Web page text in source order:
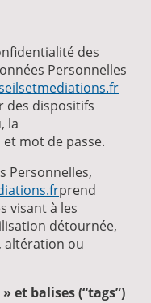
des
Personnelles
des dispositifs
la
mot de passe.
Personnelles,
prend
visant à les
détournée,
altération ou
et balises (“tags”)